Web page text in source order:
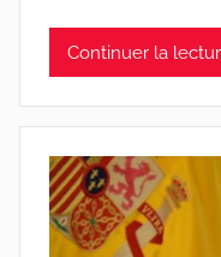
Continuer la